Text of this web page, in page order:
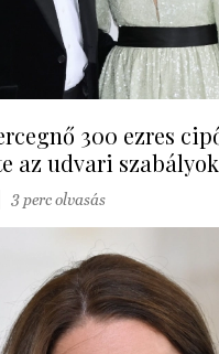
300 ezres
az udvari
3 perc olvasás